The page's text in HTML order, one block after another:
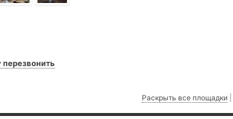
Раскрыть все площадки